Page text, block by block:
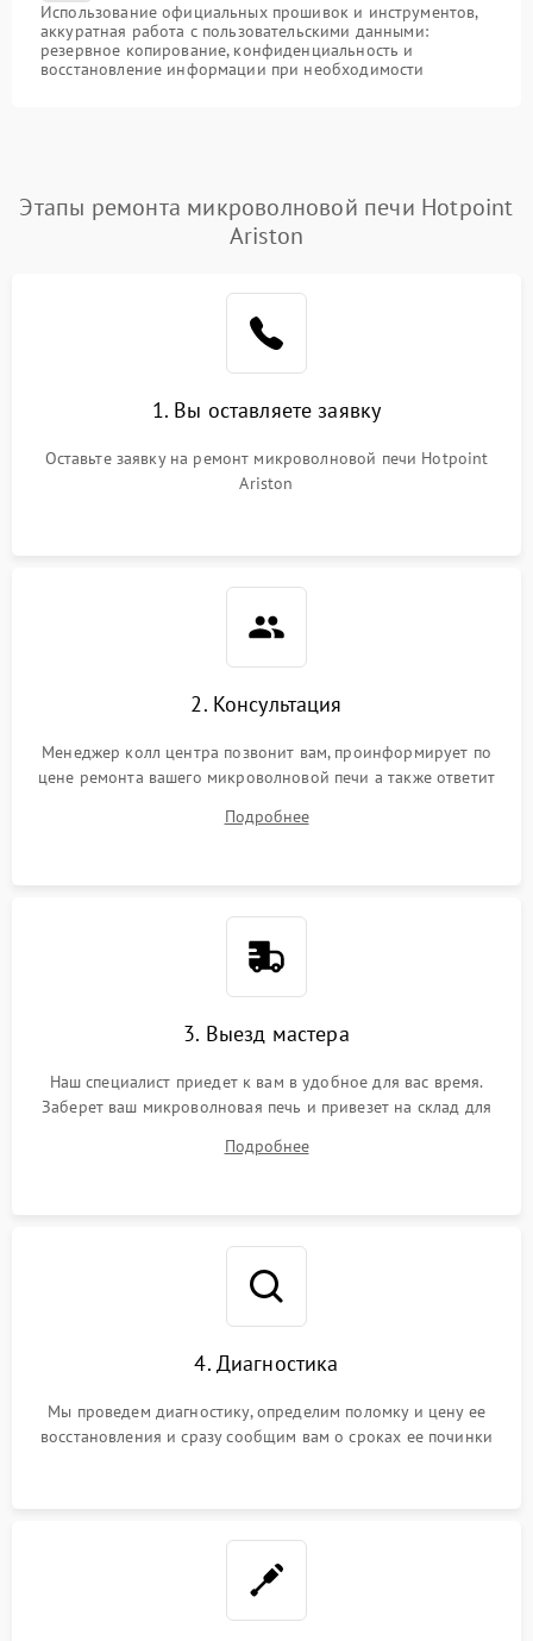
Использование официальных прошивок и инструментов,
аккуратная работа с пользовательскими данными:
резервное копирование, конфиденциальность и
восстановление информации при необходимости
Этапы ремонта микроволновой печи Hotpoint
Ariston
1. Вы оставляете заявку
Оставьте заявку на ремонт микроволновой печи Hotpoint
Ariston
2. Консультация
Менеджер колл центра позвонит вам, проинформирует по
цене ремонта вашего микроволновой печи а также ответит
Подробнее
3. Выезд мастера
Наш специалист приедет к вам в удобное для вас время.
Заберет ваш микроволновая печь и привезет на склад для
Подробнее
4. Диагностика
Мы проведем диагностику, определим поломку и цену ее
восстановления и сразу сообщим вам о сроках ее починки